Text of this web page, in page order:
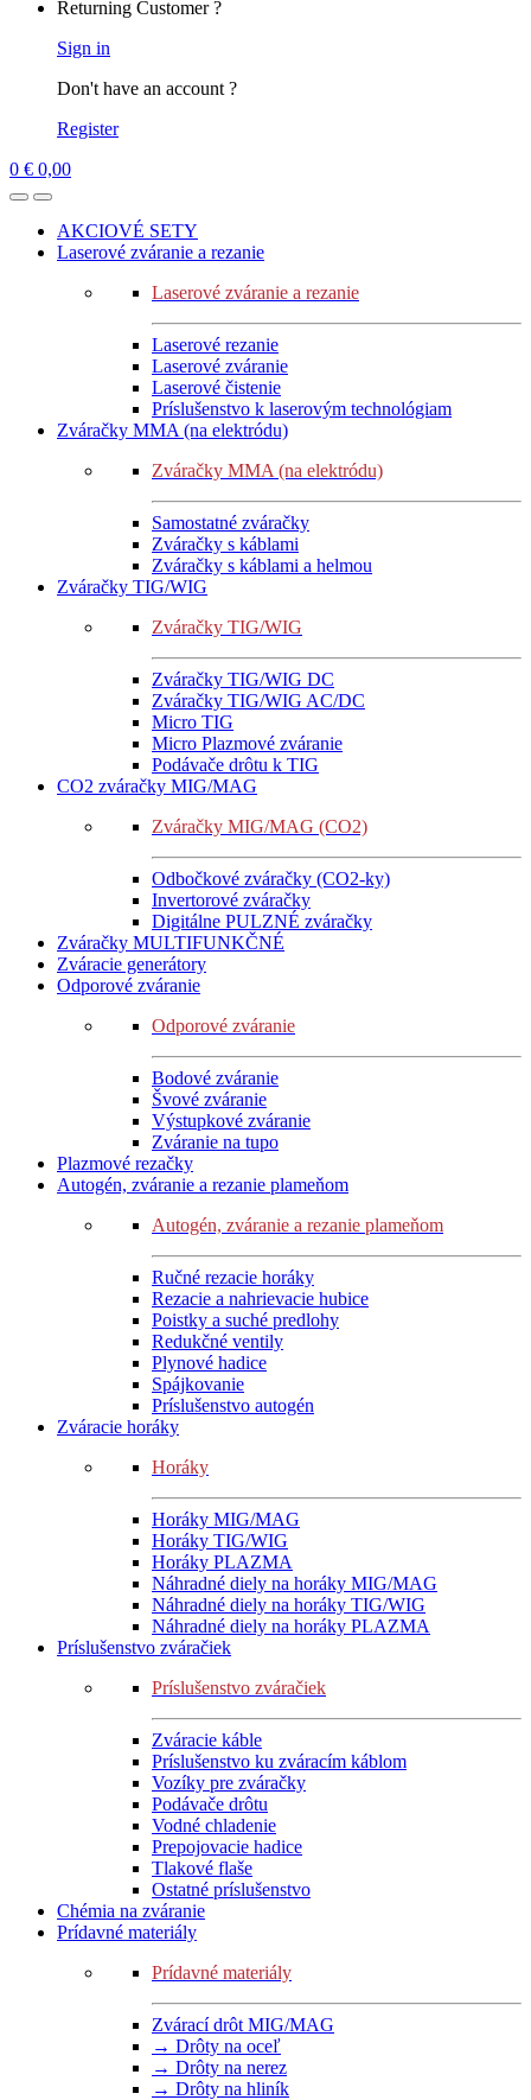
Returning Customer ?
Sign in
Don't have an account ?
Register
0 € 0,00
AKCIOVÉ SETY
Laserové zváranie a rezanie
Laserové zváranie a rezanie
Laserové rezanie
Laserové zváranie
Laserové čistenie
Príslušenstvo k laserovým technológiam
Zváračky MMA (na elektródu)
Zváračky MMA (na elektródu)
Samostatné zváračky
Zváračky s káblami
Zváračky s káblami a helmou
Zváračky TIG/WIG
Zváračky TIG/WIG
Zváračky TIG/WIG DC
Zváračky TIG/WIG AC/DC
Micro TIG
Micro Plazmové zváranie
Podávače drôtu k TIG
CO2 zváračky MIG/MAG
Zváračky MIG/MAG (CO2)
Odbočkové zváračky (CO2-ky)
Invertorové zváračky
Digitálne PULZNÉ zváračky
Zváračky MULTIFUNKČNÉ
Zváracie generátory
Odporové zváranie
Odporové zváranie
Bodové zváranie
Švové zváranie
Výstupkové zváranie
Zváranie na tupo
Plazmové rezačky
Autogén, zváranie a rezanie plameňom
Autogén, zváranie a rezanie plameňom
Ručné rezacie horáky
Rezacie a nahrievacie hubice
Poistky a suché predlohy
Redukčné ventily
Plynové hadice
Spájkovanie
Príslušenstvo autogén
Zváracie horáky
Horáky
Horáky MIG/MAG
Horáky TIG/WIG
Horáky PLAZMA
Náhradné diely na horáky MIG/MAG
Náhradné diely na horáky TIG/WIG
Náhradné diely na horáky PLAZMA
Príslušenstvo zváračiek
Príslušenstvo zváračiek
Zváracie káble
Príslušenstvo ku zváracím káblom
Vozíky pre zváračky
Podávače drôtu
Vodné chladenie
Prepojovacie hadice
Tlakové flaše
Ostatné príslušenstvo
Chémia na zváranie
Prídavné materiály
Prídavné materiály
Zvárací drôt MIG/MAG
→ Drôty na oceľ
→ Drôty na nerez
→ Drôty na hliník